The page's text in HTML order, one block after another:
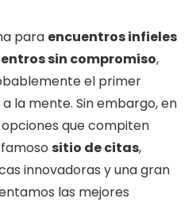
para encuentros infieles
sin compromiso,
el primer
la mente. Sin embargo, en
que compiten
sitio de citas,
innovadoras y una gran
las mejores